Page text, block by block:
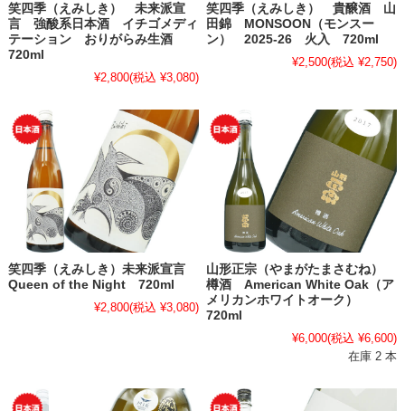
笑四季（えみしき） 未来派宣
言 強酸系日本酒 イチゴメディ
テーション おりがらみ生酒
720ml
¥2,800(税込 ¥3,080)
笑四季（えみしき） 貴醸酒 山
田錦 MONSOON（モンスー
ン） 2025-26 火入 720ml
¥2,500(税込 ¥2,750)
笑四季（えみしき）未来派宣言
Queen of the Night 720ml
¥2,800(税込 ¥3,080)
山形正宗（やまがたまさむね）
樽酒 American White Oak（ア
メリカンホワイトオーク）
720ml
¥6,000(税込 ¥6,600)
在庫 2 本